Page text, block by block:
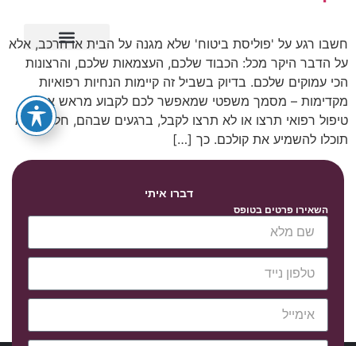
חשבו רגע על 'פוליסת ביטוח' שלא מגנה על הבית או הרכב, אלא
על הדבר היקר מכל: הכבוד שלכם, העצמאות שלכם, והרצונות
הכי עמוקים שלכם. בדיוק בשביל זה קיימות הנחיות רפואיות
מקדימות – מסמך משפטי שמאפשר לכם לקבוע מראש איזה
טיפול רפואי תרצו או לא תרצו לקבל, ברגעים שבהם, חלילה, לא
תוכלו להשמיע את קולכם. כך […]
דברו איתי
השאירו פרטים בטופס